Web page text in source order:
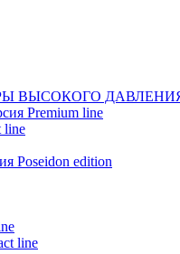
ВЫСОКОГО ДАВЛЕНИЯ
Premium line
line
Poseidon edition
line